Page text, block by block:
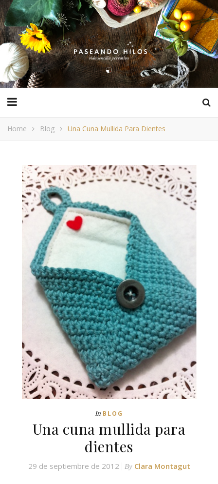
Home Blog Una Cuna Mullida Para Dientes
In BLOG
Una cuna mullida para
dientes
29 de septiembre de 2012 By Clara Montagut